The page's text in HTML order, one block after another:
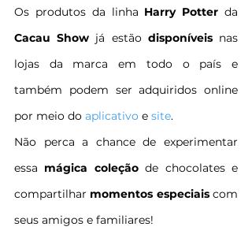
Os produtos da linha Harry Potter
Cacau Show já estão disponíveis nas
lojas da marca em todo o país e
também podem ser adquiridos online
por meio do aplicativo e site.
Não perca a chance de experimentar
essa mágica coleção de chocolates e
compartilhar momentos especiais com
seus amigos e familiares!